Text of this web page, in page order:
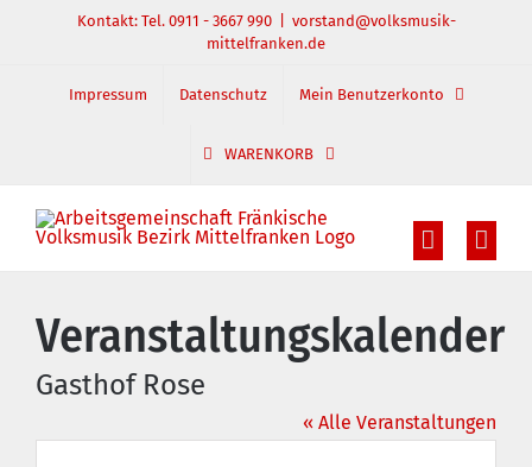
springen
Kontakt: Tel. 0911 - 3667 990
vorstand@volksmusik-
mittelfranken.de
Impressum Datenschutz Mein Benutzerkonto
WARENKORB
Veranstaltungskalender
Gasthof Rose
« Alle Veranstaltungen